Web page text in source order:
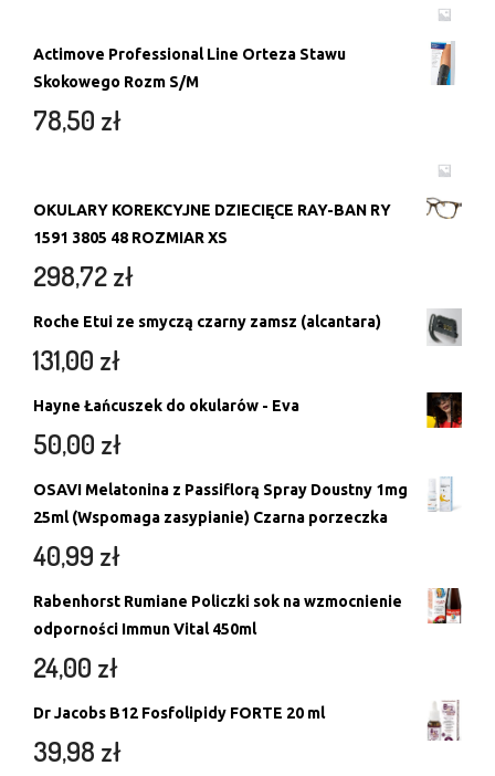
Actimove Professional Line Orteza Stawu
Skokowego Rozm S/M
78,50 zł
OKULARY KOREKCYJNE DZIECIĘCE RAY-BAN RY
1591 3805 48 ROZMIAR XS
298,72zł
Roche Etui ze smyczą czarny zamsz (alcantara)
131,00 zł
Hayne Łańcuszek do okularów - Eva
50,00 zł
OSAVI Melatonina z Passiflorą Spray Doustny 1mg
25ml (Wspomaga zasypianie) Czarna porzeczka
40,99 zł
Rabenhorst Rumiane Policzki sok na wzmocnienie
odporności Immun Vital 450ml
24,00 zł
Dr Jacobs B12 Fosfolipidy FORTE 20 ml
39,98 zł